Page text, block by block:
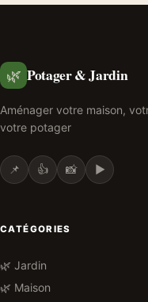
🌿 Potager & Jardin
Aménager votre maison,
votre potager
📌 👍 📸 ▶️
CATÉGORIES
🌿 Jardin
🌿 Maison